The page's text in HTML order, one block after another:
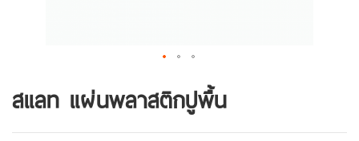
สแลท แผ่นพลาสติกปูพื้น